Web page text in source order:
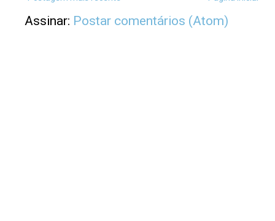
Assinar: Postar comentários (Atom)